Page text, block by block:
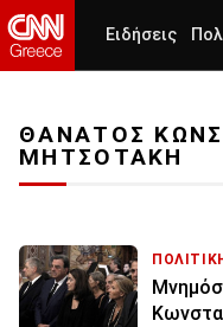
Ειδήσεις
ΘΑΝΑΤΟΣ
ΜΗΤΣΟΤΑΚΗ